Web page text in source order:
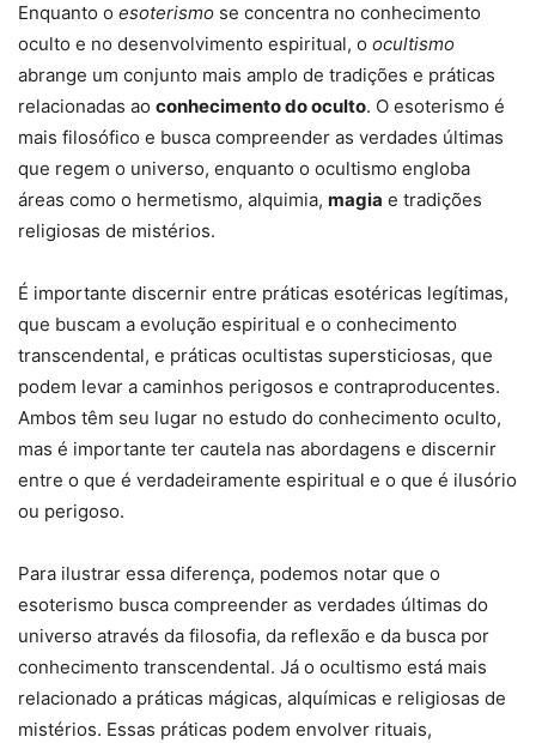
Enquanto o esoterismo se concentra no conhecimento
oculto e no desenvolvimento espiritual, o ocultismo
abrange um conjunto mais amplo de tradições e práticas
relacionadas ao conhecimento do oculto. O esoterismo é
mais filosófico e busca compreender as verdades últimas
que regem o universo, enquanto o ocultismo engloba
áreas como o hermetismo, alquimia, magia e tradições
religiosas de mistérios.
É importante discernir entre práticas esotéricas legítimas,
que buscam a evolução espiritual e o conhecimento
transcendental, e práticas ocultistas supersticiosas, que
podem levar a caminhos perigosos e contraproducentes.
Ambos têm seu lugar no estudo do conhecimento oculto,
mas é importante ter cautela nas abordagens e discernir
entre o que é verdadeiramente espiritual e o que é ilusório
ou perigoso.
Para ilustrar essa diferença, podemos notar que o
esoterismo busca compreender as verdades últimas do
universo através da filosofia, da reflexão e da busca por
conhecimento transcendental. Já o ocultismo está mais
relacionado a práticas mágicas, alquímicas e religiosas de
mistérios. Essas práticas podem envolver rituais,